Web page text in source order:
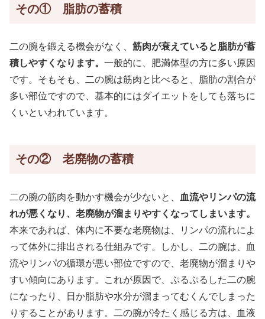
その① 脂肪の蓄積
二の腕を鍛える機会がなく、 筋肉が衰えていると脂肪が蓄
積しやすくなります。 一般的に、肥満体型の方に多い原因
です。そもそも、二の腕は筋肉と比べると、脂肪の割合が
多い部位ですので、基本的にはダイエットをしても落ちに
くいといわれています。
その② 老廃物の蓄積
二の腕の筋肉を動かす機会が少ないと、
血流やリンパの流
れが悪くなり、老廃物が溜まりやすくなってしまいます。
本来であれば、体内に不要な老廃物は、リンパの流れによ
って体外に排出される仕組みです。しかし、二の腕は、血
流やリンパの循環が悪い部位ですので、老廃物が溜まりや
すい傾向にあります。これが原因で、ぷるぷるした二の腕
になったり、日か脂肪や水分が溜まってむくんでしまった
りすることがあります。二の腕が冷たく感じる方は、血液